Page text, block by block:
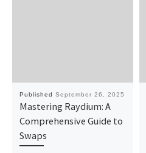
Published September 26, 2025
Mastering Raydium: A
Comprehensive Guide to
Swaps